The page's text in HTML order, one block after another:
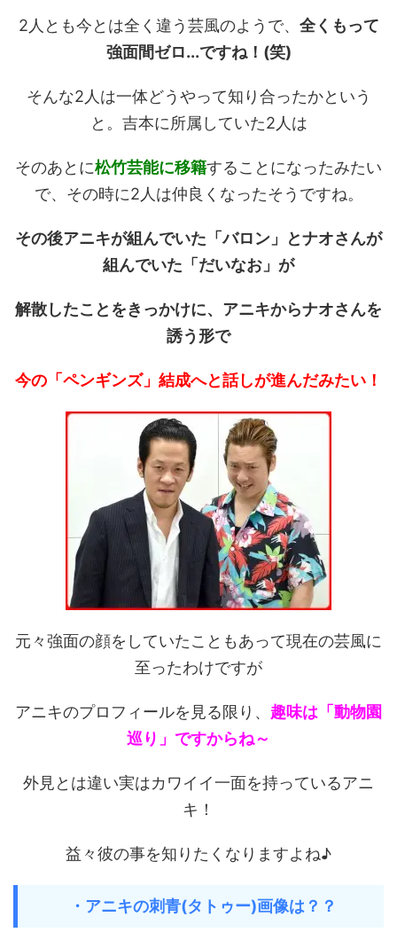
2人とも今とは全く違う芸風のようで、 全くもって
強面間ゼロ...ですね！(笑)
そんな2人は一体どうやって知り合ったかという
と。吉本に所属していた2人は
そのあとに松竹芸能に移籍することになったみたい
で、その時に2人は仲良くなったそうですね。
その後アニキが組んでいた「バロン」とナオさんが
組んでいた「だいなお」が
解散したことをきっかけに、アニキからナオさんを
誘う形で
今の「ペンギンズ」結成へと話しが進んだみたい！
元々強面の顔をしていたこともあって現在の芸風に
至ったわけですが
アニキのプロフィールを見る限り、 趣味は「動物園
巡り」ですからね～
外見とは違い実はカワイイ一面を持っているアニ
キ！
益々彼の事を知りたくなりますよね♪
・アニキの刺青(タトゥー)画像は？？